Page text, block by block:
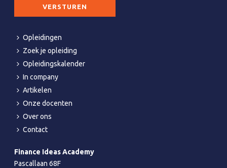
Opleidingen
Zoek je opleiding
Opleidingskalender
In company
Artikelen
Onze docenten
Over ons
Contact
Finance Ideas Academy
Pascallaan 68F